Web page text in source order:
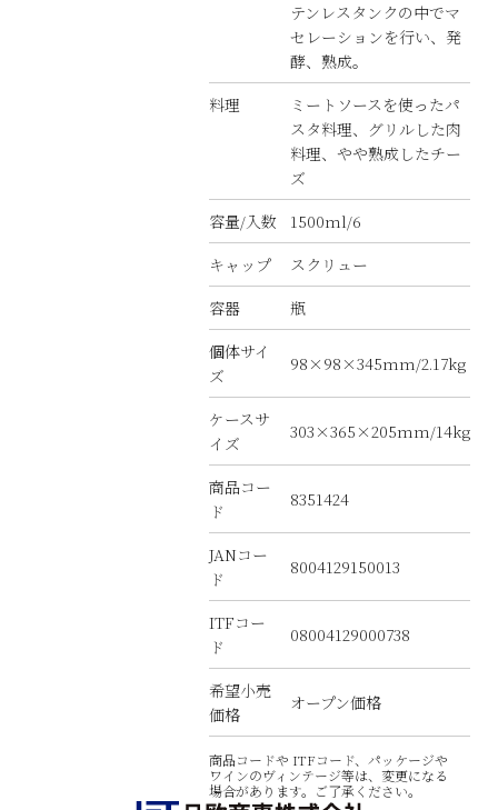
テンレスタンクの中でマ
セレーションを行い、発
酵、熟成。
料理
ミートソースを使ったパ
スタ料理、グリルした肉
料理、やや熟成したチー
ズ
容量/入数
1500ml/6
キャップ
スクリュー
容器
瓶
個体サイ
ズ
98×98×345mm/2.17kg
ケースサ
イズ
303×365×205mm/14kg
商品コー
ド
8351424
JANコー
ド
8004129150013
ITFコー
ド
08004129000738
希望小売
価格
オープン価格
商品コードや ITFコード、パッケージや
ワインのヴィンテージ等は、変更になる
場合があります。ご了承ください。